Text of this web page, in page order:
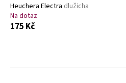
Heuchera Electra dlužicha
Na dotaz
175 Kč